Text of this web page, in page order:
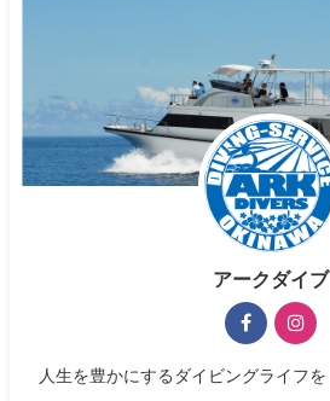
アークダイブ
人生を豊かにするダイビングライフを